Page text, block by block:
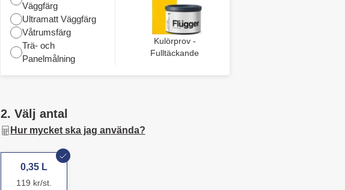
Väggfärg
Ultramatt Väggfärg
Våtrumsfärg
Trä- och
Panelmålning
Kulörprov -
Fulltäckande
2. Välj antal
Hur mycket ska jag använda?
0,35 L
119 kr/st.